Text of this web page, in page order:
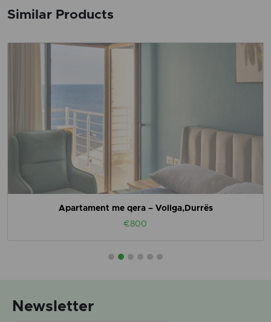
Similar Products
Apartament me qera – Vollga,Durrës
€800
Newsletter